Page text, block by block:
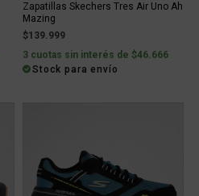
Zapatillas Skechers Tres Air Uno Ah
Mazing
$139.999
3 cuotas sin interés de $46.666
Stock para envío